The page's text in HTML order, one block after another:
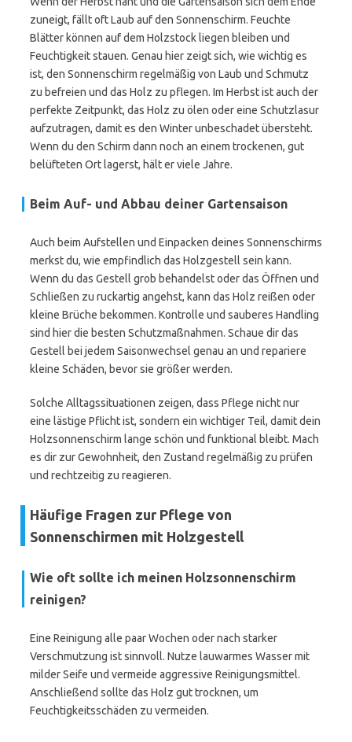
zuneigt, fällt oft Laub auf den Sonnenschirm. Feuchte
Blätter können auf dem Holzstock liegen bleiben und
Feuchtigkeit stauen. Genau hier zeigt sich, wie wichtig es
ist, den Sonnenschirm regelmäßig von Laub und Schmutz
zu befreien und das Holz zu pflegen. Im Herbst ist auch der
perfekte Zeitpunkt, das Holz zu ölen oder eine Schutzlasur
aufzutragen, damit es den Winter unbeschadet übersteht.
Wenn du den Schirm dann noch an einem trockenen, gut
belüfteten Ort lagerst, hält er viele Jahre.
Beim Auf- und Abbau deiner Gartensaison
Auch beim Aufstellen und Einpacken deines Sonnenschirms
merkst du, wie empfindlich das Holzgestell sein kann.
Wenn du das Gestell grob behandelst oder das Öffnen und
Schließen zu ruckartig angehst, kann das Holz reißen oder
kleine Brüche bekommen. Kontrolle und sauberes Handling
sind hier die besten Schutzmaßnahmen. Schaue dir das
Gestell bei jedem Saisonwechsel genau an und repariere
kleine Schäden, bevor sie größer werden.
Solche Alltagssituationen zeigen, dass Pflege nicht nur
eine lästige Pflicht ist, sondern ein wichtiger Teil, damit dein
Holzsonnenschirm lange schön und funktional bleibt. Mach
es dir zur Gewohnheit, den Zustand regelmäßig zu prüfen
und rechtzeitig zu reagieren.
Häufige Fragen zur Pflege von
Sonnenschirmen mit Holzgestell
Wie oft sollte ich meinen Holzsonnenschirm
reinigen?
Eine Reinigung alle paar Wochen oder nach starker
Verschmutzung ist sinnvoll. Nutze lauwarmes Wasser mit
milder Seife und vermeide aggressive Reinigungsmittel.
Anschließend sollte das Holz gut trocknen, um
Feuchtigkeitsschäden zu vermeiden.